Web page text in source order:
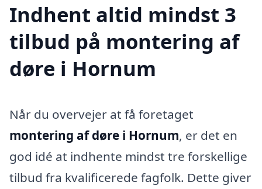
Indhent altid mindst 3
tilbud på montering af
døre i Hornum
Når du overvejer at få foretaget
montering af døre i Hornum, er det en
god idé at indhente mindst tre forskellige
tilbud fra kvalificerede fagfolk. Dette giver